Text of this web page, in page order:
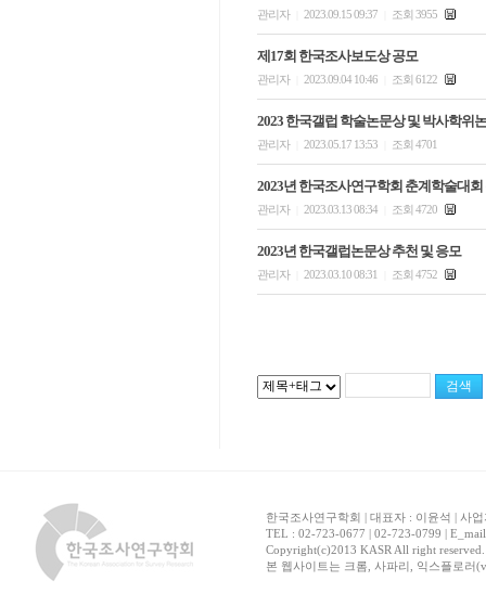
관리자 2023.09.15 09:37 조회 3955
제17회 한국조사보도상 공모
관리자 2023.09.04 10:46 조회 6122
2023 한국갤럽 학술논문상 및 박사학위
관리자 2023.05.17 13:53 조회 4701
2023년 한국조사연구학회 춘계학술대회
관리자 2023.03.13 08:34 조회 4720
2023년 한국갤럽논문상 추천 및 응모
관리자 2023.03.10 08:31 조회 4752
한국조사연구학회 | 대표자 : 이윤석 | 사
TEL : 02-723-0677 | 02-723-0799 | E_mail
Copyright(c)2013 KASR All right
본 웹사이트는 크롬, 사파리, 익스플로러